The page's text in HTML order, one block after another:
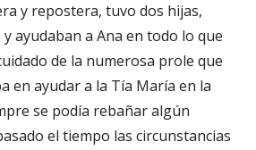
y repostera, tuvo dos hijas,
y ayudaban a Ana en todo lo que
de la numerosa prole que
en ayudar a la Tía María en la
se podía rebañar algún
el tiempo las circunstancias